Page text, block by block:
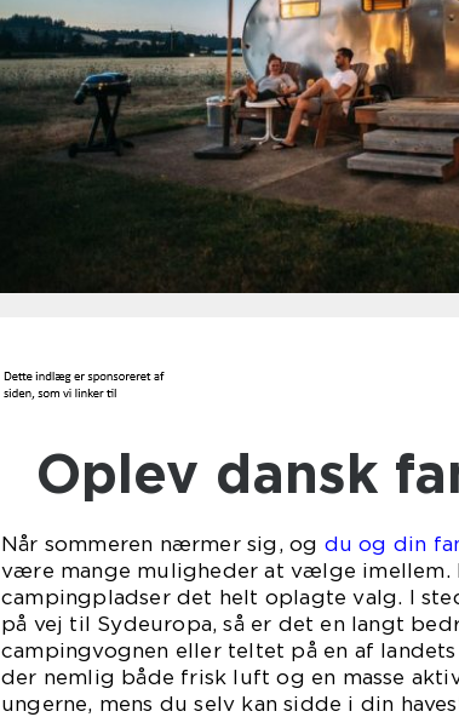
Oplev dansk
Når sommeren nærmer sig, og du og din
være mange muligheder at vælge imellem.
campingpladser det helt oplagte valg. I
på vej til Sydeuropa, så er det en langt
campingvognen eller teltet på en af
der nemlig både frisk luft og en masse
ungerne, mens du selv kan sidde i din